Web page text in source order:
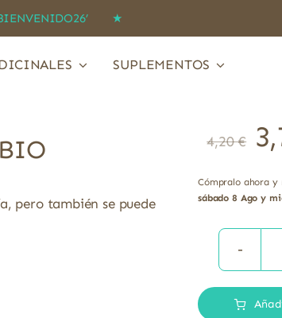
★
SUPLEMENTOS
pero también se puede
4,20€
Cómpralo ahora y
sábado 8 Ago y